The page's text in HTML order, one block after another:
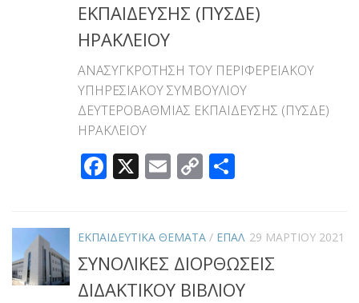
ΕΚΠΑΙΔΕΥΣΗΣ (ΠΥΣΔΕ)
ΗΡΑΚΛΕΙΟΥ
ΑΝΑΣΥΓΚΡΟΤΗΣΗ ΤΟΥ ΠΕΡΙΦΕΡΕΙΑΚΟΥ
ΥΠΗΡΕΣΙΑΚΟΥ ΣΥΜΒΟΥΛΙΟΥ
ΔΕΥΤΕΡΟΒΑΘΜΙΑΣ ΕΚΠΑΙΔΕΥΣΗΣ (ΠΥΣΔΕ)
ΗΡΑΚΛΕΙΟΥ
Facebook
X Email
Copy
ΕΚΠΑΙΔΕΥΤΙΚΑ ΘΕΜΑΤΑ / ΕΠΑΛ 29 ΜΑΡΤΊΟΥ 2021
ΣΥΝΟΛΙΚΕΣ ΔΙΟΡΘΩΣΕΙΣ
ΔΙΔΑΚΤΙΚΟΥ ΒΙΒΛΙΟΥ